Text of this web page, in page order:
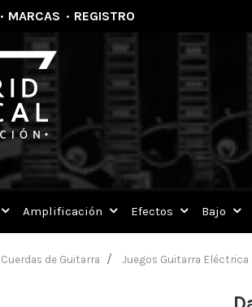
· MARCAS · REGISTRO
Amplificación Efectos Bajo
Cuerdas de Guitarra Juegos Guitarra Eléctrica